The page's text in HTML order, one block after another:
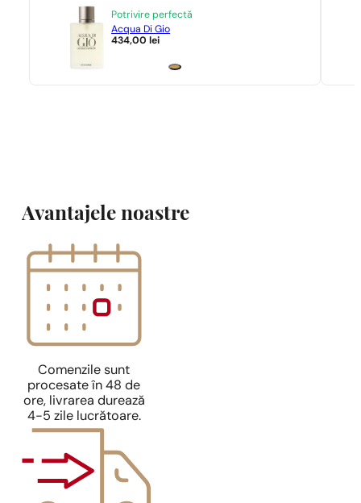
Potrivire perfectă
Acqua Di Gio
434,00 lei
Avantajele noastre
Comenzile sunt
procesate în 48 de
ore, livrarea durează
4-5 zile lucrătoare.